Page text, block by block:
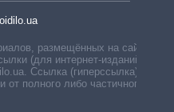
размещённых на сайте,
(для интернет-изданий —
Ссылка (гиперссылка)
полного либо частичного